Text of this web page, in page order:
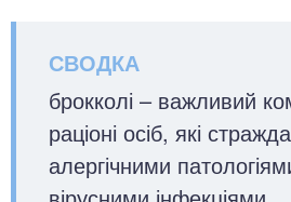
брокколі – важливий
раціоні осіб, які
алергічними